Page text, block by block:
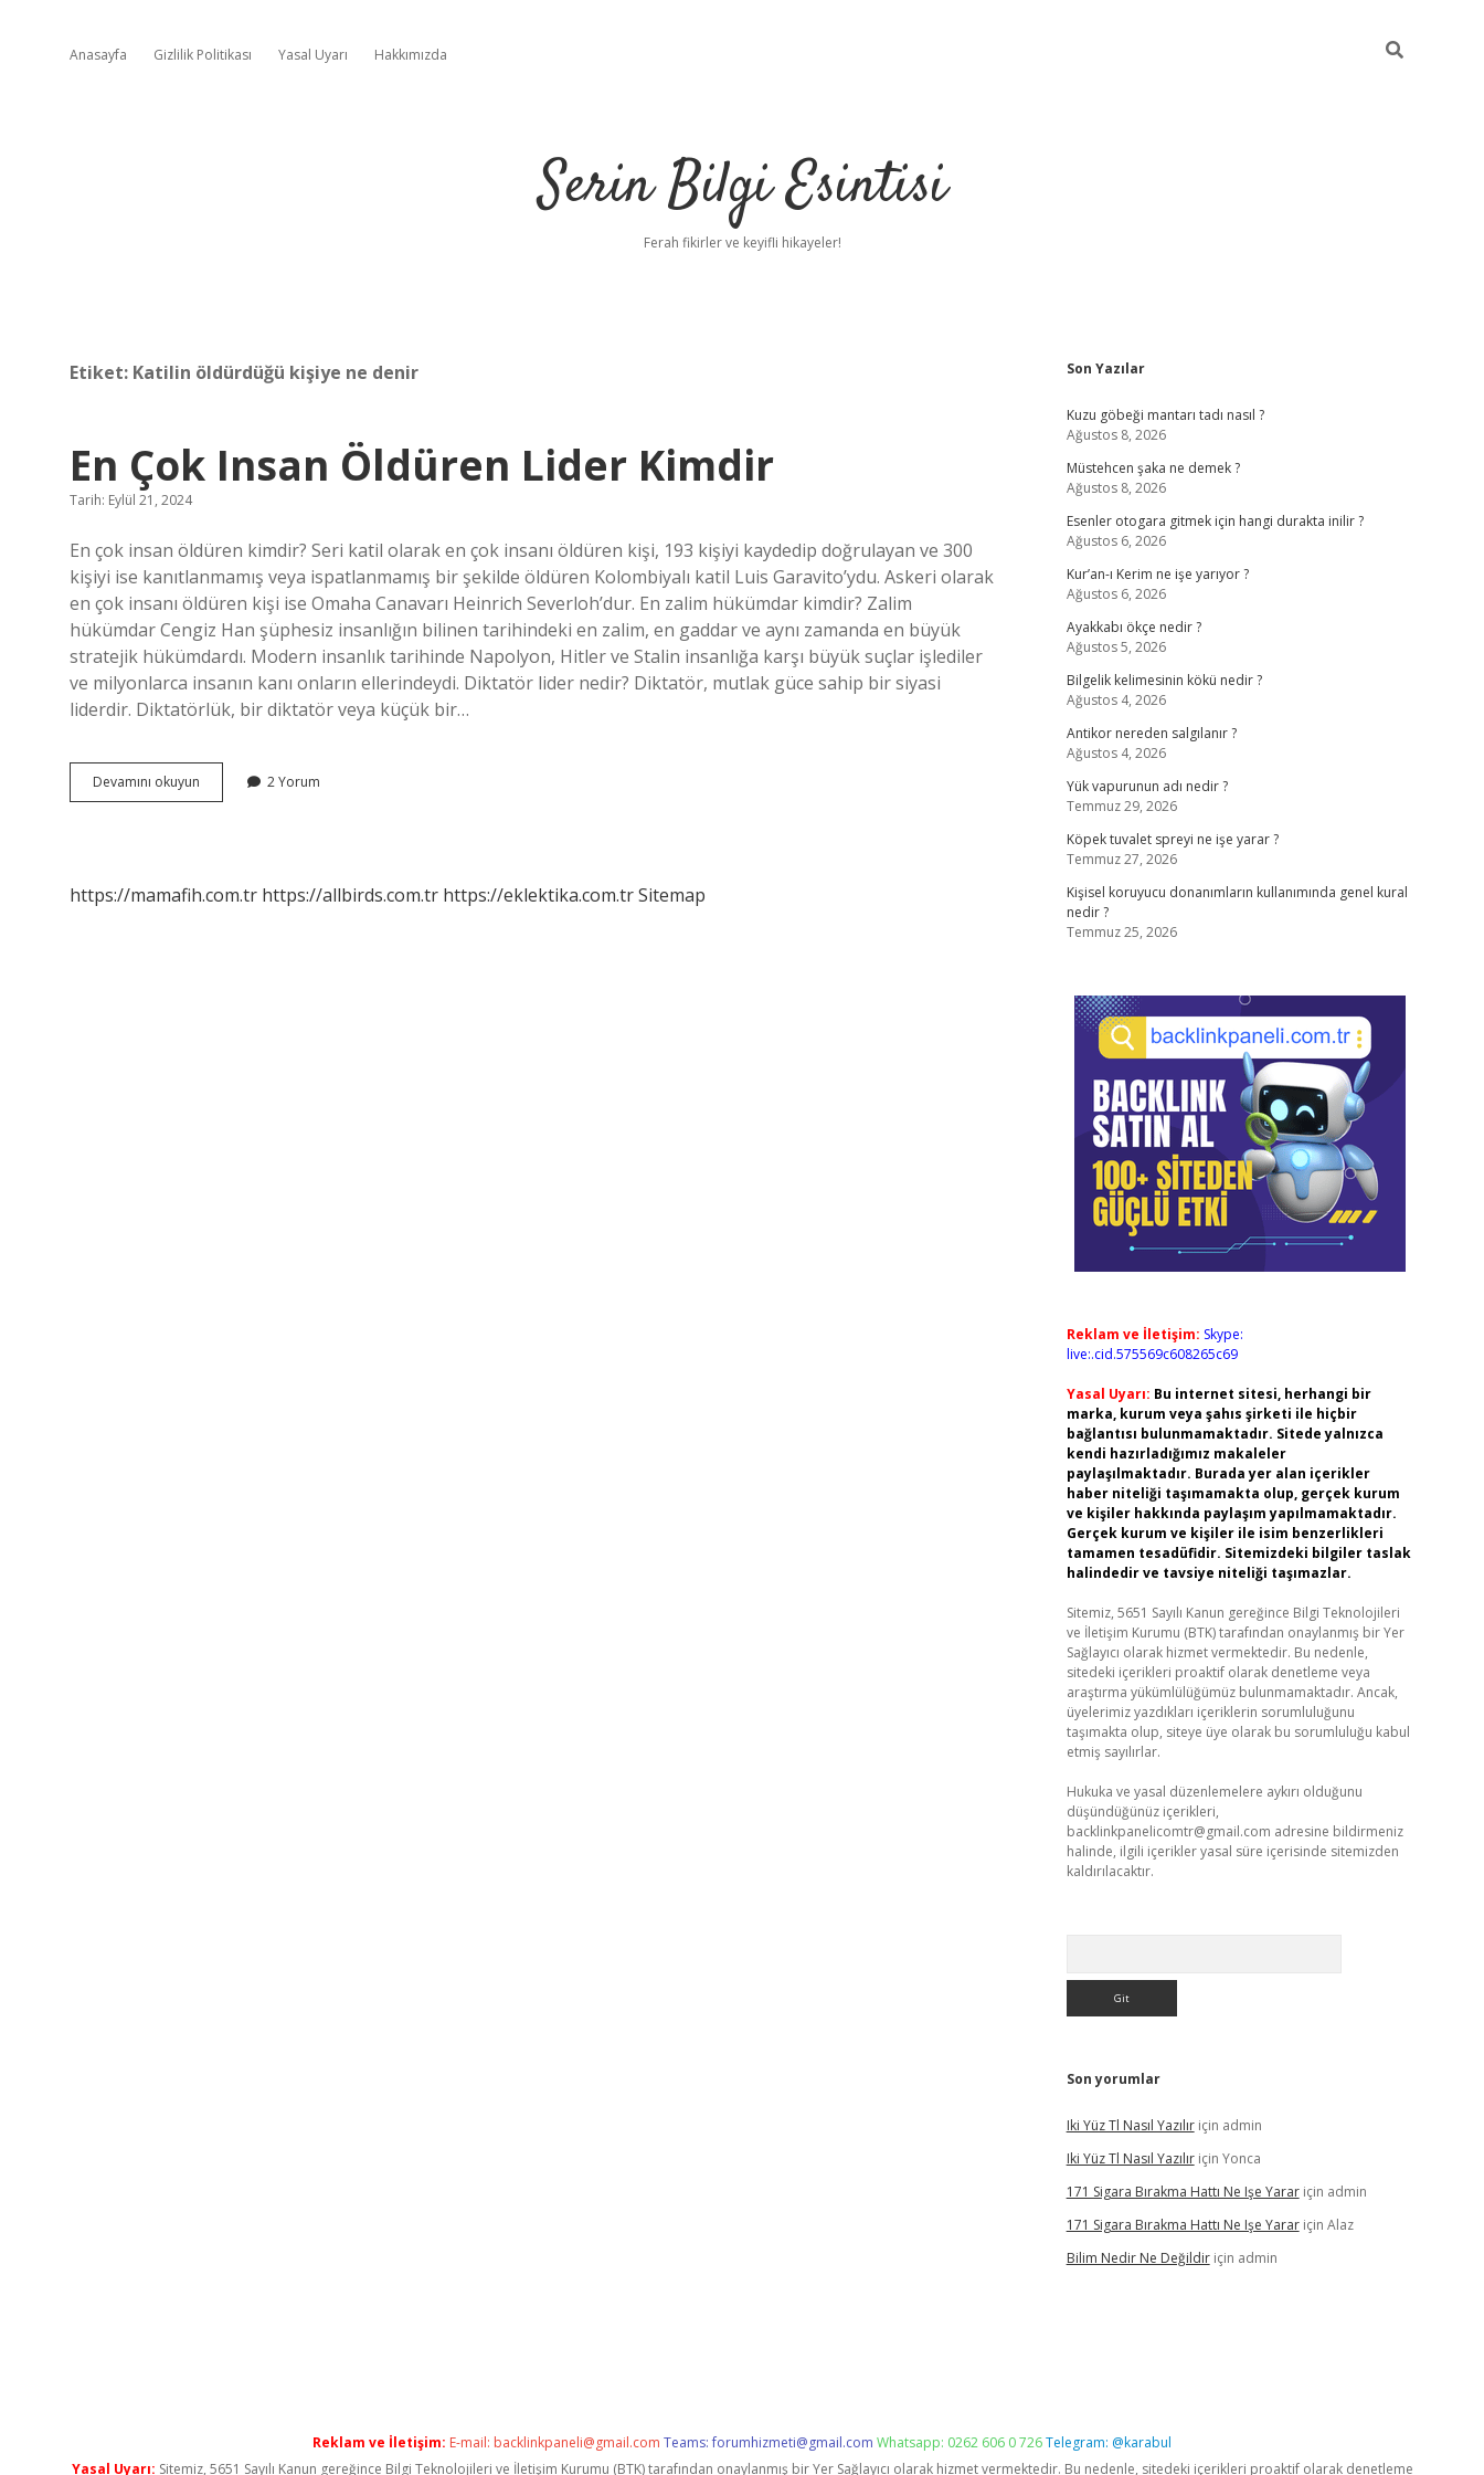
Anasayfa Gizlilik Politikası Yasal Uyarı Hakkımızda
Serin Bilgi Esintisi
Ferah fikirler ve keyifli hikayeler!
Etiket: Katilin öldürdüğü kişiye ne denir
En Çok Insan Öldüren Lider Kimdir
Tarih: Eylül 21, 2024
En çok insan öldüren kimdir? Seri katil olarak en çok insanı öldüren kişi, 193 kişiyi kaydedip doğrulayan ve 300
kişiyi ise kanıtlanmamış veya ispatlanmamış bir şekilde öldüren Kolombiyalı katil Luis Garavito’ydu. Askeri olarak
en çok insanı öldüren kişi ise Omaha Canavarı Heinrich Severloh’dur. En zalim hükümdar kimdir? Zalim
hükümdar Cengiz Han şüphesiz insanlığın bilinen tarihindeki en zalim, en gaddar ve aynı zamanda en büyük
stratejik hükümdardı. Modern insanlık tarihinde Napolyon, Hitler ve Stalin insanlığa karşı büyük suçlar işlediler
ve milyonlarca insanın kanı onların ellerindeydi. Diktatör lider nedir? Diktatör, mutlak güce sahip bir siyasi
liderdir. Diktatörlük, bir diktatör veya küçük bir…
Devamını okuyun
Çok
2 Yorum
https://mamafih.com.tr https://allbirds.com.tr https://eklektika.com.trSitemap
Sidebar
Son Yazılar
Kuzu göbeği mantarı tadı nasıl ?
Ağustos 8, 2026
Müstehcen şaka ne demek ?
Ağustos 8, 2026
Esenler otogara gitmek için hangi durakta inilir ?
Ağustos 6, 2026
Kur’an-ı Kerim ne işe yarıyor ?
Ağustos 6, 2026
Ayakkabı ökçe nedir ?
Ağustos 5, 2026
Bilgelik kelimesinin kökü nedir ?
Ağustos 4, 2026
Antikor nereden salgılanır ?
Ağustos 4, 2026
Yük vapurunun adı nedir ?
Temmuz 29, 2026
Köpek tuvalet spreyi ne işe yarar ?
Temmuz 27, 2026
Kişisel koruyucu donanımların kullanımında genel kural
nedir ?
Temmuz 25, 2026
Reklam ve İletişim: Skype:
live:.cid.575569c608265c69
Yasal Uyarı: Bu internet sitesi, herhangi bir
marka, kurum veya şahıs şirketi ile hiçbir
bağlantısı bulunmamaktadır. Sitede yalnızca
kendi hazırladığımız makaleler
paylaşılmaktadır. Burada yer alan içerikler
haber niteliği taşımamakta olup, gerçek kurum
ve kişiler hakkında paylaşım yapılmamaktadır.
Gerçek kurum ve kişiler ile isim benzerlikleri
tamamen tesadüfidir. Sitemizdeki bilgiler taslak
halindedir ve tavsiye niteliği taşımazlar.
Sitemiz, 5651 Sayılı Kanun gereğince Bilgi Teknolojileri
ve İletişim Kurumu (BTK) tarafından onaylanmış bir Yer
Sağlayıcı olarak hizmet vermektedir. Bu nedenle,
sitedeki içerikleri proaktif olarak denetleme veya
araştırma yükümlülüğümüz bulunmamaktadır. Ancak,
üyelerimiz yazdıkları içeriklerin sorumluluğunu
taşımakta olup, siteye üye olarak bu sorumluluğu kabul
etmiş sayılırlar.
Hukuka ve yasal düzenlemelere aykırı olduğunu
düşündüğünüz içerikleri,
backlinkpanelicomtr@gmail.com adresine bildirmeniz
halinde, ilgili içerikler yasal süre içerisinde sitemizden
kaldırılacaktır.
Son yorumlar
Iki Yüz Tl Nasıl Yazılıriçin admin
Iki Yüz Tl Nasıl Yazılıriçin Yonca
171 Sigara Bırakma Hattı Ne Işe Yarariçin admin
171 Sigara Bırakma Hattı Ne Işe Yarariçin Alaz
Bilim Nedir Ne Değildiriçin admin
Reklam ve İletişim: E-mail: backlinkpaneli@gmail.com Teams:forumhizmeti@gmail.com Whatsapp: 0262 606 0 726Telegram: @karabul
Yasal Uyarı: Sitemiz, 5651 Sayılı Kanun gereğince Bilgi Teknolojileri ve İletişim Kurumu (BTK) tarafından onaylanmış bir Yer Sağlayıcı olarak hizmet vermektedir. Bu nedenle, sitedeki içerikleri proaktif olarak denetleme